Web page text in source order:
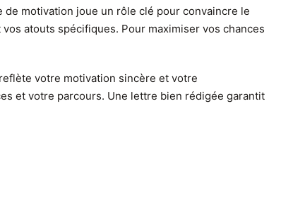
motivation joue un rôle clé pour convaincre le
atouts spécifiques. Pour maximiser vos chances
votre motivation sincère et votre
et votre parcours. Une lettre bien rédigée garantit